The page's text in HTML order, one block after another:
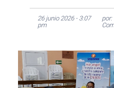
26 junio 2026 - 3:07
pm
por: